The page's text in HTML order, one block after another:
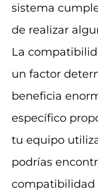
sistema
de realizar
La
un factor
beneficia
específico
tu equipo
podrías
compatibilidad